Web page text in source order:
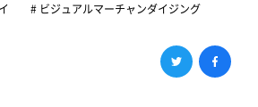
# ビジュアルマーチャンダイジング